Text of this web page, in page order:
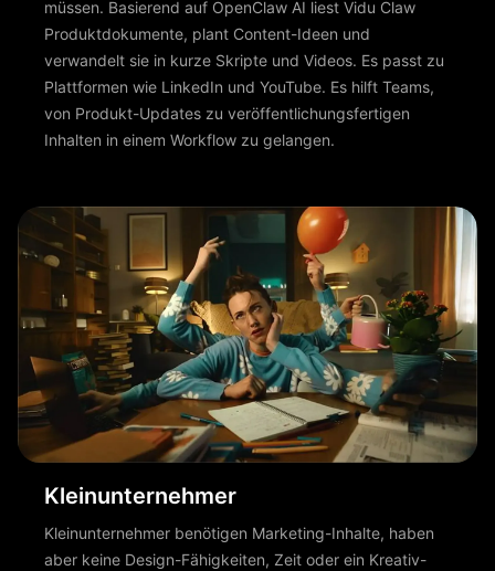
müssen. Basierend auf OpenClaw AI liest Vidu Claw
Produktdokumente, plant Content-Ideen und
verwandelt sie in kurze Skripte und Videos. Es passt zu
Plattformen wie LinkedIn und YouTube. Es hilft Teams,
von Produkt-Updates zu veröffentlichungsfertigen
Inhalten in einem Workflow zu gelangen.
Kleinunternehmer
Kleinunternehmer benötigen Marketing-Inhalte, haben
aber keine Design-Fähigkeiten, Zeit oder ein Kreativ-